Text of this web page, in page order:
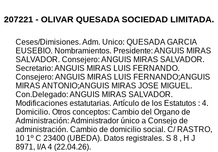
207221 - OLIVAR QUESADA SOCIEDAD LIMITADA.
Ceses/Dimisiones. Adm. Unico: QUESADA GARCIA
EUSEBIO. Nombramientos. Presidente: ANGUIS MIRAS
SALVADOR. Consejero: ANGUIS MIRAS SALVADOR.
Secretario: ANGUIS MIRAS LUIS FERNANDO.
Consejero: ANGUIS MIRAS LUIS FERNANDO;ANGUIS
MIRAS ANTONIO;ANGUIS MIRAS JOSE MIGUEL.
Con.Delegado: ANGUIS MIRAS SALVADOR.
Modificaciones estatutarias. Artículo de los Estatutos : 4.
Domicilio. Otros conceptos: Cambio del Organo de
Administración: Administrador único a Consejo de
administración. Cambio de domicilio social. C/ RASTRO,
10 1º C 23400 (UBEDA). Datos registrales. S 8 , H J
8971, I/A 4 (22.04.26).